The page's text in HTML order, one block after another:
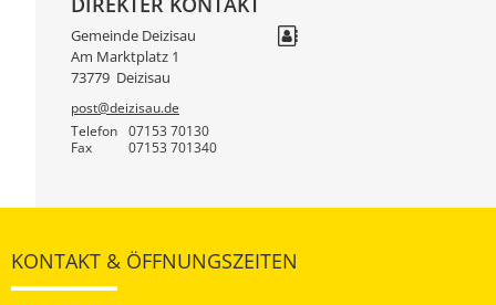
Gemeinde Deizisau
Am Marktplatz 1
73779 Deizisau
post@deizisau.de
Telefon
07153 70130
Fax 07153 701340
KONTAKT & ÖFFNUNGSZEITEN